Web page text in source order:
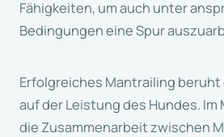
Fähigkeiten, um auch unter
Bedingungen eine Spur
Erfolgreiches Mantrailing
auf der Leistung des Hundes.
die Zusammenarbeit zwischen